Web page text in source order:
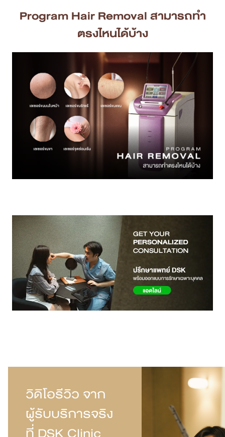
วีดีโอรีวิว
รายชื่อสาขา
สาขา Siam Paragon
สาขา Stadium One
สาขา MRT สุทธิสาร
สาขา บางนา
สาขา CDC
สาขา นครปฐม
English
Program Hair Removalสามารถทำ
ตรงไหนได้บ้าง
วิดิโอรีวิว จาก
ผู้รับบริการจริง